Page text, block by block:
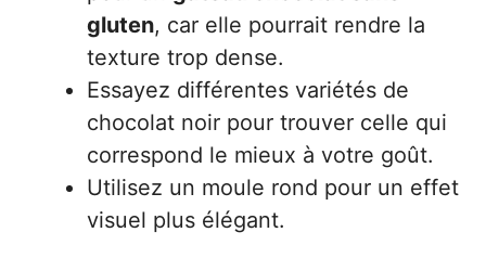
gluten, car elle pourrait rendre la
texture trop dense.
Essayez différentes variétés de
chocolat noir pour trouver celle qui
correspond le mieux à votre goût.
Utilisez un moule rond pour un effet
visuel plus élégant.